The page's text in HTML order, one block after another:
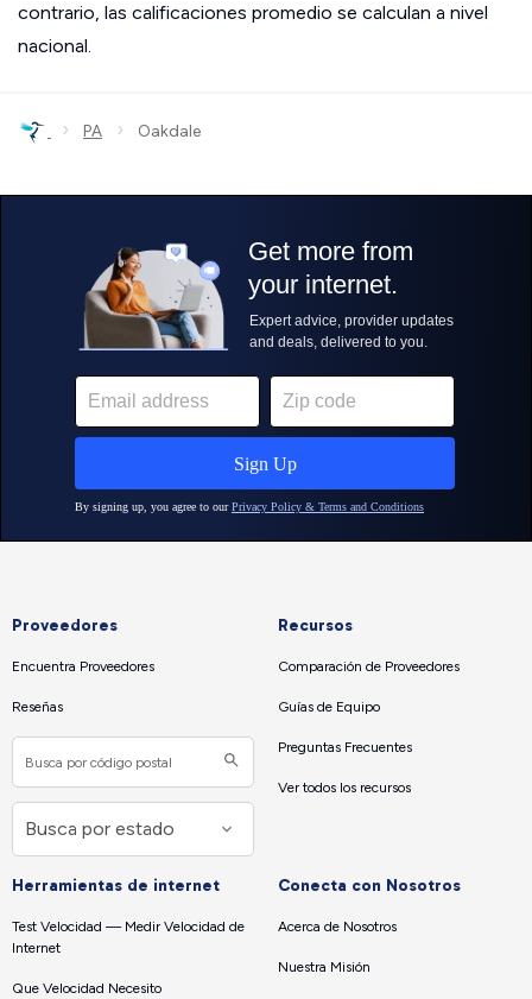
contrario, las calificaciones promedio se calculan a nivel
nacional.
› PA › Oakdale
Proveedores
Encuentra Proveedores
Reseñas
Recursos
Comparación de Proveedores
Guías de Equipo
Preguntas Frecuentes
Ver todos los recursos
Herramientas de internet
Test Velocidad — Medir Velocidad de
Internet
Que Velocidad Necesito
Conecta con Nosotros
Acerca de Nosotros
Nuestra Misión